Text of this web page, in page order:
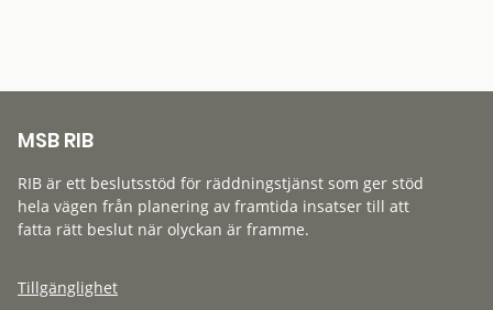
MSB RIB
RIB är ett beslutsstöd för räddningstjänst som ger stöd
hela vägen från planering av framtida insatser till att
fatta rätt beslut när olyckan är framme.
Tillgänglighet